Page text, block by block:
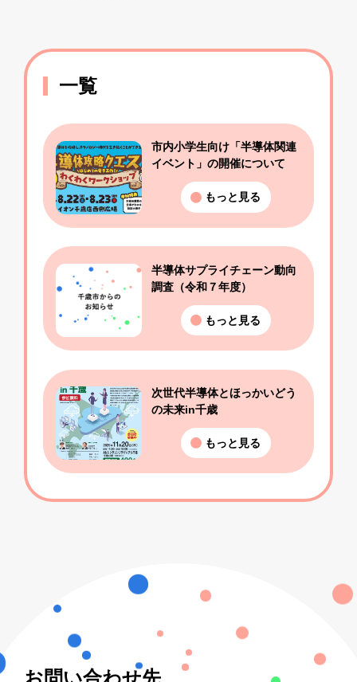
一覧
市内小学生向け「半導体関連
イベント」の開催について
もっと見る
半導体サプライチェーン動向
調査（令和７年度）
もっと見る
次世代半導体とほっかいどう
の未来in千歳
もっと見る
お問い合わせ先